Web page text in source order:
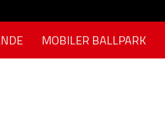
MOBILER BALLPARK